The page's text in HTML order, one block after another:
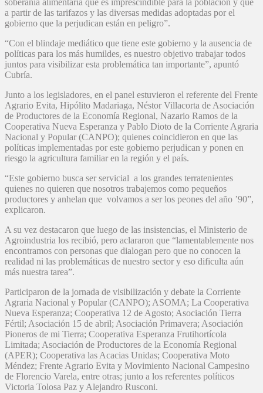
soberanía alimentaria que es imprescindible para la población y que
a partir de las tarifazos y las diversas medidas adoptadas por el
gobierno que la perjudican están en peligro”.
“Con el blindaje mediático que tiene este gobierno y la ausencia de
políticas para los más humildes, es nuestro objetivo trabajar todos
juntos para visibilizar esta problemática tan importante”, apuntó
Cubría.
Junto a los legisladores, en el panel estuvieron el referente del Frente
Agrario Evita, Hipólito Madariaga, Néstor Villacorta de Asociación
de Productores de la Economía Regional, Nazario Ramos de la
Cooperativa Nueva Esperanza y Pablo Dioto de la Corriente Agraria
Nacional y Popular (CANPO); quienes coincidieron en que las
políticas implementadas por este gobierno perjudican y ponen en
riesgo la agricultura familiar en la región y el país.
“Este gobierno busca ser servicial a los grandes terratenientes
quienes no quieren que nosotros trabajemos como pequeños
productores y anhelan que volvamos a ser los peones del año ’90”,
explicaron.
A su vez destacaron que luego de las insistencias, el Ministerio de
Agroindustria los recibió, pero aclararon que “lamentablemente nos
encontramos con personas que dialogan pero que no conocen la
realidad ni las problemáticas de nuestro sector y eso dificulta aún
más nuestra tarea”.
Participaron de la jornada de visibilización y debate la Corriente
Agraria Nacional y Popular (CANPO); ASOMA; La Cooperativa
Nueva Esperanza; Cooperativa 12 de Agosto; Asociación Tierra
Fértil; Asociación 15 de abril; Asociación Primavera; Asociación
Pioneros de mi Tierra; Cooperativa Esperanza Frutihortícola
Limitada; Asociación de Productores de la Economía Regional
(APER); Cooperativa las Acacias Unidas; Cooperativa Moto
Méndez; Frente Agrario Evita y Movimiento Nacional Campesino
de Florencio Varela, entre otras; junto a los referentes políticos
Victoria Tolosa Paz y Alejandro Rusconi.